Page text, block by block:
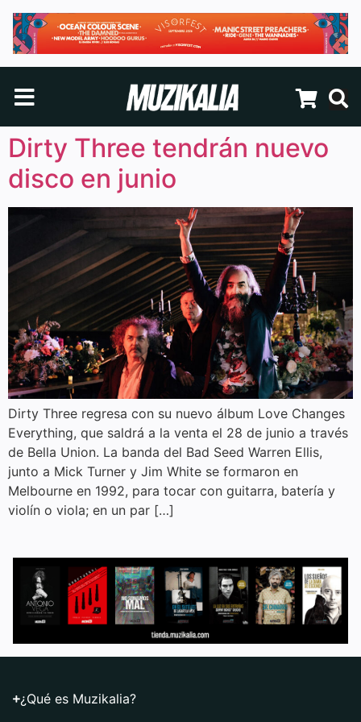
Dirty Three tendrán nuevo
disco en junio
Dirty Three regresa con su nuevo álbum Love Changes
Everything, que saldrá a la venta el 28 de junio a través
de Bella Union. La banda del Bad Seed Warren Ellis,
junto a Mick Turner y Jim White se formaron en
Melbourne en 1992, para tocar con guitarra, batería y
violín o viola; en un par […]
¿Qué es Muzikalia?